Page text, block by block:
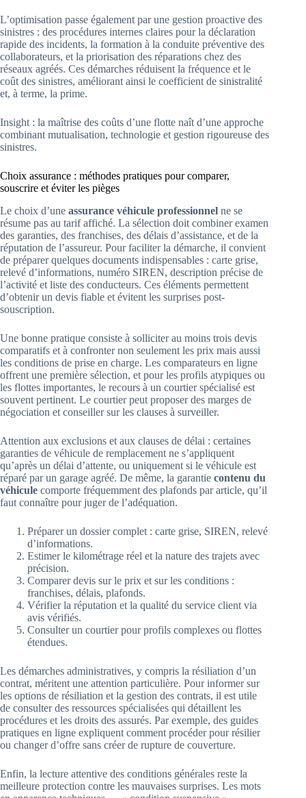
L’optimisation passe également par une gestion proactive des
sinistres : des procédures internes claires pour la déclaration
rapide des incidents, la formation à la conduite préventive des
collaborateurs, et la priorisation des réparations chez des
réseaux agréés. Ces démarches réduisent la fréquence et le
coût des sinistres, améliorant ainsi le coefficient de sinistralité
et, à terme, la prime.
Insight : la maîtrise des coûts d’une flotte naît d’une approche
combinant mutualisation, technologie et gestion rigoureuse des
sinistres.
Choix assurance : méthodes pratiques pour comparer,
souscrire et éviter les pièges
Le choix d’une assurance véhicule professionnel ne se
résume pas au tarif affiché. La sélection doit combiner examen
des garanties, des franchises, des délais d’assistance, et de la
réputation de l’assureur. Pour faciliter la démarche, il convient
de préparer quelques documents indispensables : carte grise,
relevé d’informations, numéro SIREN, description précise de
l’activité et liste des conducteurs. Ces éléments permettent
d’obtenir un devis fiable et évitent les surprises post-
souscription.
Une bonne pratique consiste à solliciter au moins trois devis
comparatifs et à confronter non seulement les prix mais aussi
les conditions de prise en charge. Les comparateurs en ligne
offrent une première sélection, et pour les profils atypiques ou
les flottes importantes, le recours à un courtier spécialisé est
souvent pertinent. Le courtier peut proposer des marges de
négociation et conseiller sur les clauses à surveiller.
Attention aux exclusions et aux clauses de délai : certaines
garanties de véhicule de remplacement ne s’appliquent
qu’après un délai d’attente, ou uniquement si le véhicule est
réparé par un garage agréé. De même, la garantie contenu du
véhicule comporte fréquemment des plafonds par article, qu’il
faut connaître pour juger de l’adéquation.
Préparer un dossier complet : carte grise, SIREN, relevé
d’informations.
Estimer le kilométrage réel et la nature des trajets avec
précision.
Comparer devis sur le prix et sur les conditions :
franchises, délais, plafonds.
Vérifier la réputation et la qualité du service client via
avis vérifiés.
Consulter un courtier pour profils complexes ou flottes
étendues.
Les démarches administratives, y compris la résiliation d’un
contrat, méritent une attention particulière. Pour informer sur
les options de résiliation et la gestion des contrats, il est utile
de consulter des ressources spécialisées qui détaillent les
procédures et les droits des assurés. Par exemple, des guides
pratiques en ligne expliquent comment procéder pour résilier
ou changer d’offre sans créer de rupture de couverture.
Enfin, la lecture attentive des conditions générales reste la
meilleure protection contre les mauvaises surprises. Les mots